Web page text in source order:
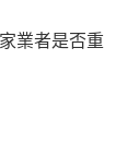
業者是否重